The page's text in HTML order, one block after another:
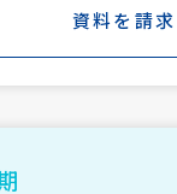
資料を請求